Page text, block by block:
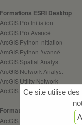
Ce site utilise
Formations ESRI Desktop
ArcGIS Pro Initiation
ArcGIS Pro Avancé
ArcGIS Python Initiation
ArcGIS Python Avancé
ArcGIS Spatial Analyst
ArcGIS Network Analyst
ArcGIS Utility Network
ArcGIS Pipeline Referencing
Formations ArcGIS Web /
ArcGIS Enterprise